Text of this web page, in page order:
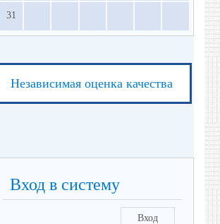
31
Независимая оценка качества
Вход в систему
Вход